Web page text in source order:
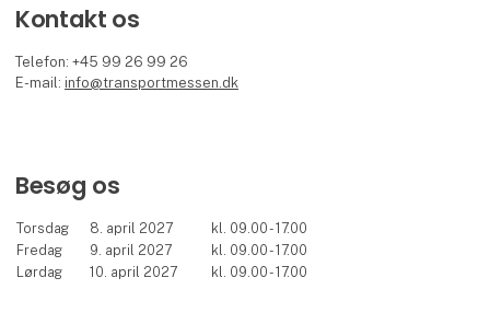
Kontakt os
Telefon: +45 99 26 99 26
E-mail: info@transportmessen.dk
Besøg os
Torsdag 8. april 2027
kl. 09.00 - 17.00
Fredag
9. april 2027
kl. 09.00 - 17.00
Lørdag
10. april 2027 kl. 09.00 - 17.00